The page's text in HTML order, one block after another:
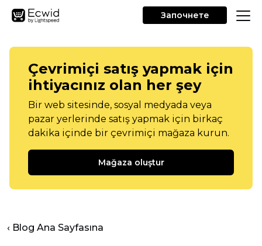
Започнете
Çevrimiçi satış yapmak için
ihtiyacınız olan her şey
Bir web sitesinde, sosyal medyada veya
pazar yerlerinde satış yapmak için birkaç
dakika içinde bir çevrimiçi mağaza kurun.
Mağaza oluştur
‹ Blog Ana Sayfasına